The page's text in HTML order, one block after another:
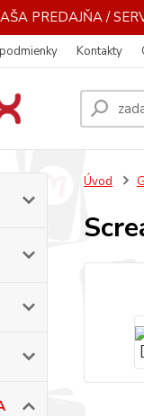
PREDAJŇA /
Kontakty
Úvod